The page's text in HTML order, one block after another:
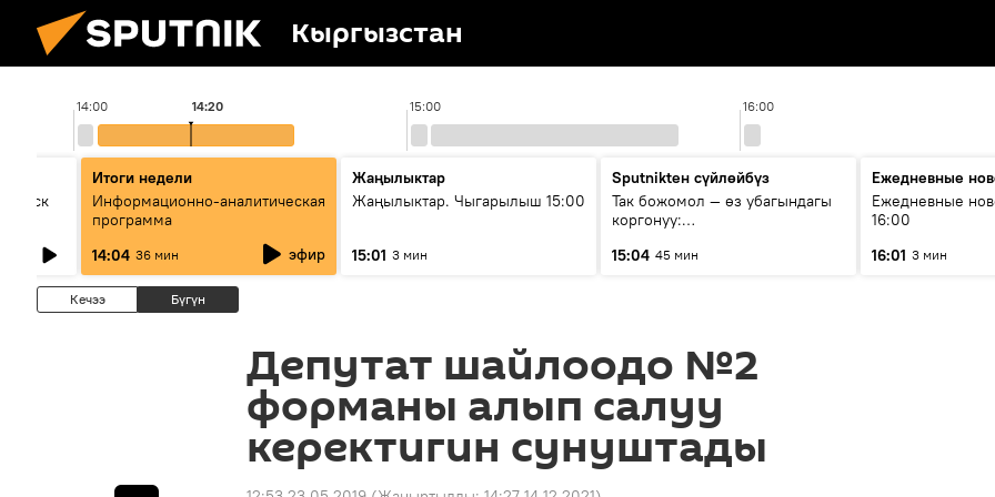
Кыргызстан
14:00 15:00 16:00
14:20
Итоги недели
Информационно-аналитическая
программа
14:04 36 мин эфир
Жаңылыктар
Жаңылыктар. Чыгарылыш 15:00
15:01 3 мин
Sputnikteн сүйлөйбүз
Так божомол — өз убагындагы
коргонуу:
кантип өркүндөтүлүүдө
15:04 45 мин
Ежедневные
Ежедневные
16:00
16:01 3 мин
Кечээ Бүгүн
Депутат шайлоодо №2
форманы алып салуу
керектигин сунуштады